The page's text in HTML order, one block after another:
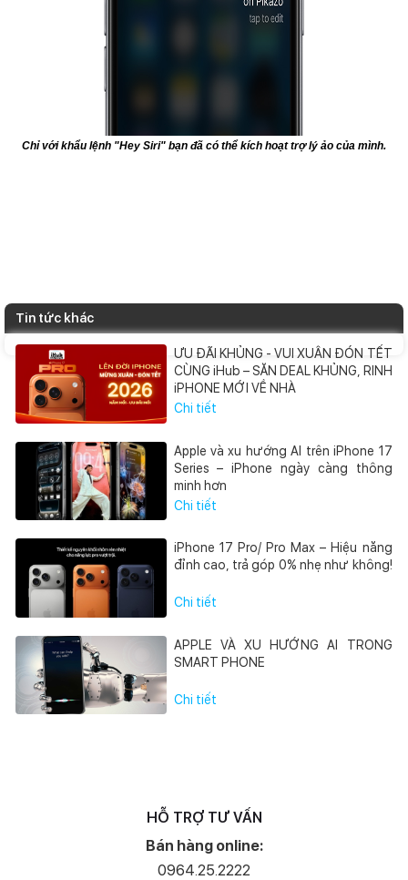
Chỉ với khẩu lệnh "Hey Siri" bạn đã có thể kích hoạt trợ lý ảo của mình.
Tin tức khác
ƯU ĐÃI KHỦNG - VUI XUÂN ĐÓN TẾT
CÙNG iHub – SĂN DEAL KHỦNG, RINH
iPHONE MỚI VỀ NHÀ
Chi tiết
Apple và xu hướng AI trên iPhone 17
Series – iPhone ngày càng thông
minh hơn
Chi tiết
iPhone 17 Pro/ Pro Max – Hiệu năng
đỉnh cao, trả góp 0% nhẹ như không!
Chi tiết
APPLE VÀ XU HƯỚNG AI TRONG
SMART PHONE
Chi tiết
HỖ TRỢ TƯ VẤN
Bán hàng online:
0964.25.2222